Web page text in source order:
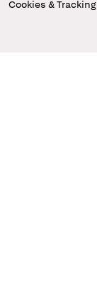
Cookies & Tracking